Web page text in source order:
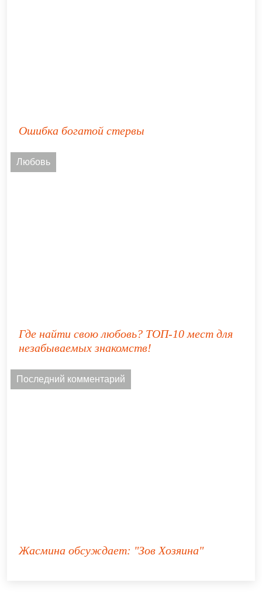
Ошибка богатой стервы
Любовь
Где найти свою любовь? ТОП-10 мест для
незабываемых знакомств!
Последний комментарий
Жасмина обсуждает: "Зов Хозяина"